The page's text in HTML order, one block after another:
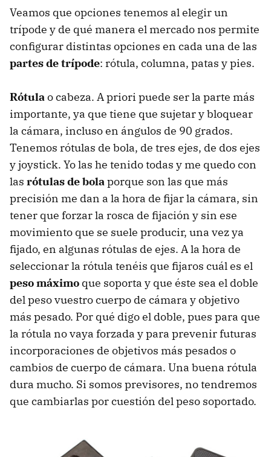
Veamos que opciones tenemos al elegir un
trípode y de qué manera el mercado nos permite
configurar distintas opciones en cada una de las
partes de trípode: rótula, columna, patas y pies.
Rótulao cabeza. A priori puede ser la parte más
importante, ya que tiene que sujetar y bloquear
la cámara, incluso en ángulos de 90 grados.
Tenemos rótulas de bola, de tres ejes, de dos ejes
y joystick. Yo las he tenido todas y me quedo con
las rótulas de bolaporque son las que más
precisión me dan a la hora de fijar la cámara, sin
tener que forzar la rosca de fijación y sin ese
movimiento que se suele producir, una vez ya
fijado, en algunas rótulas de ejes. A la hora de
seleccionar la rótula tenéis que fijaros cuál es el
peso máximo que soporta y que éste sea el doble
del peso vuestro cuerpo de cámara y objetivo
más pesado. Por qué digo el doble, pues para que
la rótula no vaya forzada y para prevenir futuras
incorporaciones de objetivos más pesados o
cambios de cuerpo de cámara. Una buena rótula
dura mucho. Si somos previsores, no tendremos
que cambiarlas por cuestión del peso soportado.